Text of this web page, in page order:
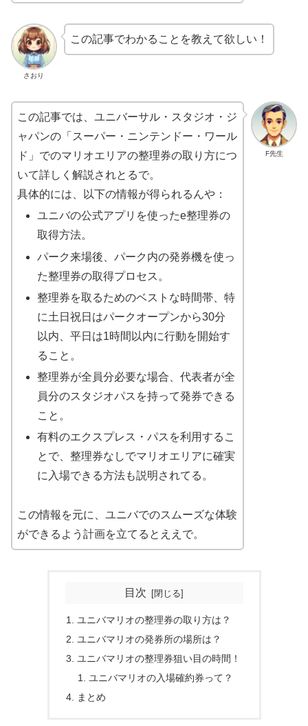
さおり
この記事でわかることを教えて欲しい！
F先生
この記事では、ユニバーサル・スタジオ・ジ
ャパンの「スーパー・ニンテンドー・ワール
ド」でのマリオエリアの整理券の取り方につ
いて詳しく解説されとるで。
具体的には、以下の情報が得られるんや：
ユニバの公式アプリを使ったe整理券の
取得方法。
パーク来場後、パーク内の発券機を使っ
た整理券の取得プロセス。
整理券を取るためのベストな時間帯、特
に土日祝日はパークオープンから30分
以内、平日は1時間以内に行動を開始す
ること。
整理券が全員分必要な場合、代表者が全
員分のスタジオパスを持って発券できる
こと。
有料のエクスプレス・パスを利用するこ
とで、整理券なしでマリオエリアに確実
に入場できる方法も説明されてる。
この情報を元に、ユニバでのスムーズな体験
ができるよう計画を立てるとええで。
目次
ユニバマリオの整理券の取り方は？
ユニバマリオの発券所の場所は？
ユニバマリオの整理券狙い目の時間！
ユニバマリオの入場確約券って？
まとめ